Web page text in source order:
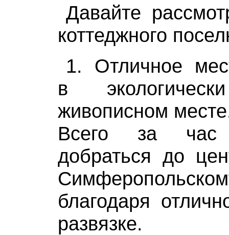
Давайте
коттеджного
1. Отличное
в
живописном
Всего за
добраться до
благодаря
развязке.